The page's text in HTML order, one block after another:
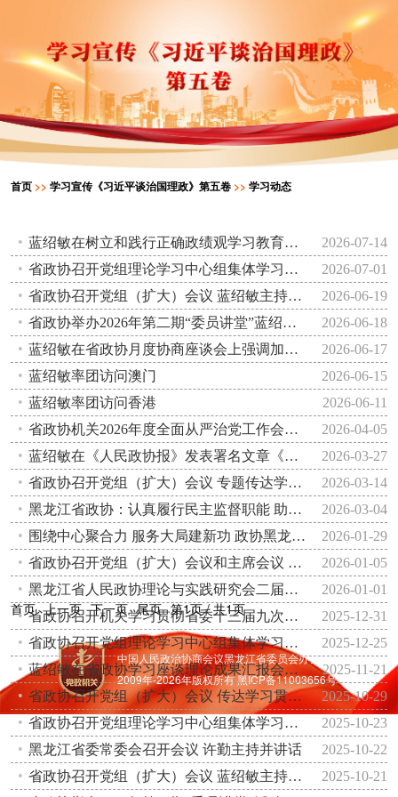
首页 >> 学习宣传《习近平谈治国理政》第五卷 >> 学习动态
蓝绍敏在树立和践行正确政绩观学习教育专题党课上强调 树好正确政绩观 走好履职担当路
2026-07-14
省政协召开党组理论学习中心组集体学习会议和主席会议 蓝绍敏主持并讲话
2026-07-01
省政协召开党组（扩大）会议 蓝绍敏主持并讲话
2026-06-19
省政协举办2026年第二期“委员讲堂”蓝绍敏出席
2026-06-18
蓝绍敏在省政协月度协商座谈会上强调加强农村公共文化服务体系建设 促进优质文化资源直达基层
2026-06-17
蓝绍敏率团访问澳门
2026-06-15
蓝绍敏率团访问香港
2026-06-11
省政协机关2026年度全面从严治党工作会议召开
2026-04-05
蓝绍敏在《人民政协报》发表署名文章《多做坚定信心的工作 服务和助力“十五五”规划实施》
2026-03-27
省政协召开党组（扩大）会议 专题传达学习习近平总书记在全国两会期间重要讲话精神
2026-03-14
黑龙江省政协：认真履行民主监督职能 助推重大决策部署落实
2026-03-04
围绕中心聚合力 服务大局建新功 政协黑龙江省委员会2025年工作综述
2026-01-29
省政协召开党组（扩大）会议和主席会议 蓝绍敏主持并讲话
2026-01-05
黑龙江省人民政协理论与实践研究会二届四次理事会会议暨专题研讨会召开
2026-01-01
省政协召开机关学习贯彻省委十三届九次全会暨省委经济工作会议精神大会 蓝绍敏主持并讲话
2025-12-31
省政协召开党组理论学习中心组集体学习会议暨2026年重点协商议题选题务虚会 蓝绍敏主持并讲话
2025-12-25
蓝绍敏在省政协学习座谈理论成果汇报会上强调学深悟透习近平新时代中国特色社会主义思想 知行合一提高履职质效
2025-11-21
省政协召开党组（扩大）会议 传达学习贯彻党的二十届四中全会精神
2025-10-29
省政协召开党组理论学习中心组集体学习会议和主席会议 蓝绍敏主持并讲话
2025-10-23
黑龙江省委常委会召开会议 许勤主持并讲话
2025-10-22
省政协召开党组（扩大）会议 蓝绍敏主持并讲话
2025-10-21
首页 上一页 下一页 尾页 第1页 / 共1页
中国人民政治协商会议黑龙江省委员会办公厅主办
2009年-2026年版权所有黑ICP备11003656号-1